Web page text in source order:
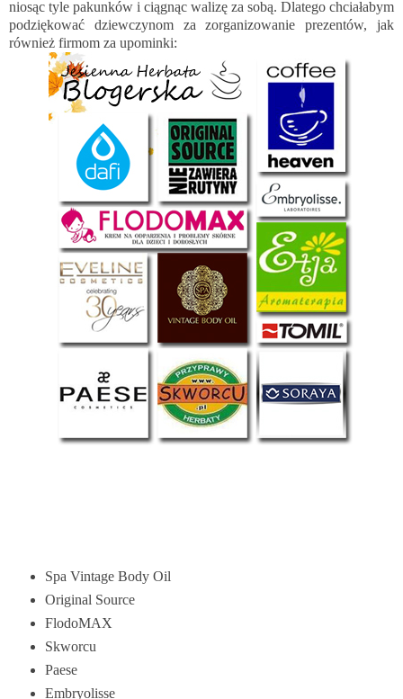
niosąc tyle pakunków i ciągnąc walizę za sobą. Dlatego chciałabym
podziękować dziewczynom za zorganizowanie prezentów, jak
również firmom za upominki:
Spa Vintage Body Oil
Original Source
FlodoMAX
Skworcu
Paese
Embryolisse